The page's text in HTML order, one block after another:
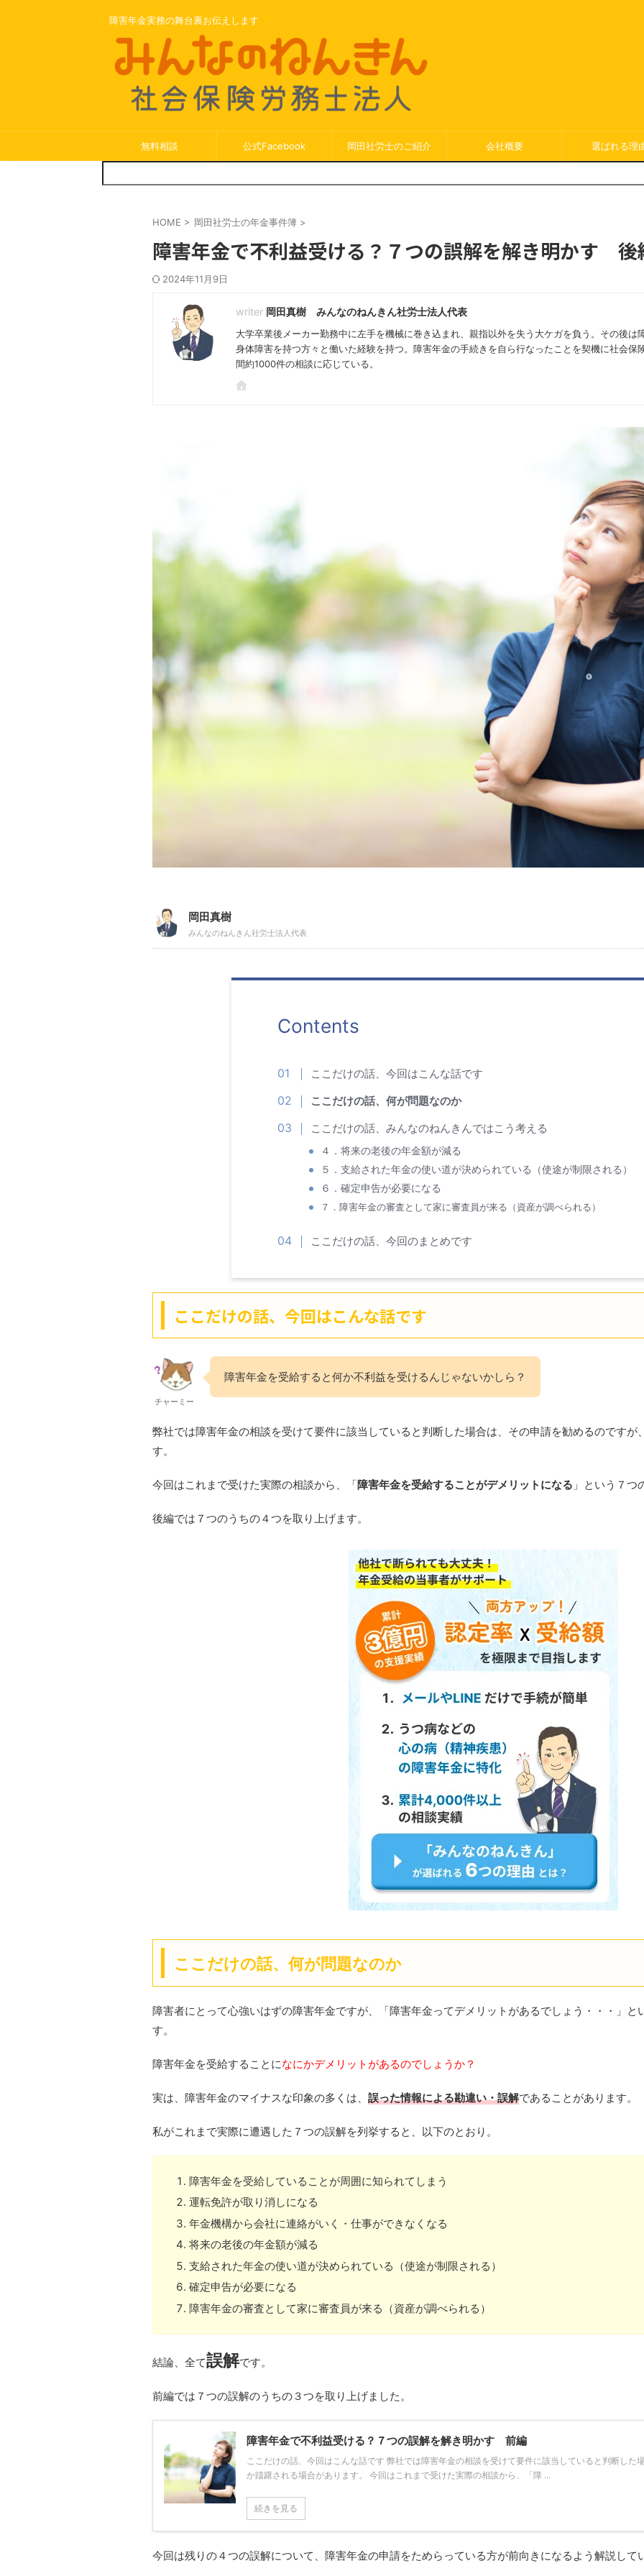
障害年金実務の舞台裏お伝えします
無料相談 公式Facebook 岡田社労士のご紹介 会社概要 選ばれる理
HOME > 岡田社労士の年金事件簿 >
障害年金で不利益受ける？７つの誤解を解き明かす 後
2024年11月9日
岡田真樹 みんなのねんきん社労士法人代表
大学卒業後メーカー勤務中に左手を機械に巻き込まれ、親指以外を失う大ケガを負う。その後は
身体障害を持つ方々と働いた経験を持つ。障害年金の手続きを自ら行なったことを契機に社会保
間約1000件の相談に応じている。
岡田真樹
みんなのねんきん社労士法人代表
Contents
ここだけの話、今回はこんな話です
ここだけの話、何が問題なのか
ここだけの話、みんなのねんきんではこう考える
４．将来の老後の年金額が減る
５．支給された年金の使い道が決められている（使途が制限される）
６．確定申告が必要になる
７． 障害年金の審査として家に審査員が来る（資産が調べられる）
ここだけの話、今回のまとめです
ここだけの話、今回はこんな話です
チャーミー
障害年金を受給すると何か不利益を受けるんじゃないかしら？
弊社では障害年金の相談を受けて要件に該当していると判断した場合は、その申請を勧めるのですが
す。
今回はこれまで受けた実際の相談から、「障害年金を受給することがデメリットになる 」という７つ
後編では７つのうちの４つを取り上げます。
ここだけの話、何が問題なのか
障害者にとって心強いはずの障害年金ですが、「障害年金ってデメリットがあるでしょう・・・」と
す。
障害年金を受給することになにかデメリットがあるのでしょうか？
実は、障害年金のマイナスな印象の多くは、 誤った情報による勘違い・誤解であることがあります。
私がこれまで実際に遭遇した７つの誤解を列挙すると、以下のとおり。
障害年金を受給していることが周囲に知られてしまう
運転免許が取り消しになる
年金機構から会社に連絡がいく・仕事ができなくなる
将来の老後の年金額が減る
支給された年金の使い道が決められている（使途が制限される）
確定申告が必要になる
障害年金の審査として家に審査員が来る（資産が調べられる）
結論、全て誤解です。
前編では７つの誤解のうちの３つを取り上げました。
障害年金で不利益受ける？７つの誤解を解き明かす 前編
ここだけの話、今回はこんな話です 弊社では障害年金の相談を受けて要件に該当していると判断した
か躊躇される場合があります。 今回はこれまで受けた実際の相談から、「障 ...
続きを見る
今回は残りの４つの誤解について、障害年金の申請をためらっている方が前向きになるよう解説して